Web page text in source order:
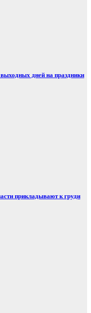
дней на праздники
прикладывают к груди